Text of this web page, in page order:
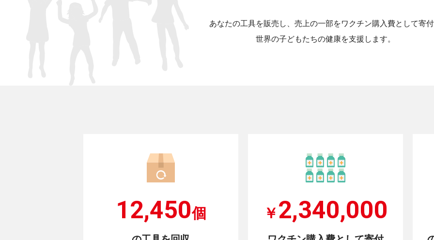
あなたの工具を販売し、売上の一部をワクチン購入費として寄
世界の子どもたちの健康を支援します。
12,450個 ￥ 2,340,000